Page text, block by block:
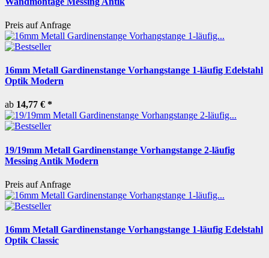
Preis auf Anfrage
16mm Metall Gardinenstange Vorhangstange 1-läufig Edelstahl
Optik Modern
ab 14,77 € *
19/19mm Metall Gardinenstange Vorhangstange 2-läufig
Messing Antik Modern
Preis auf Anfrage
16mm Metall Gardinenstange Vorhangstange 1-läufig Edelstahl
Optik Classic